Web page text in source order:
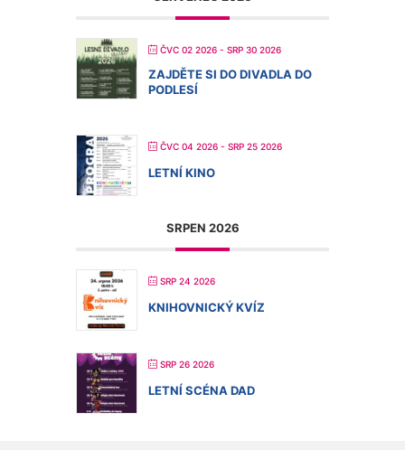
ČVC 02 2026 - SRP 30 2026
ZAJDĚTE SI DO DIVADLA DO
PODLESÍ
ČVC 04 2026 - SRP 25 2026
LETNÍ KINO
SRPEN 2026
SRP 24 2026
KNIHOVNICKÝ KVÍZ
SRP 26 2026
LETNÍ SCÉNA DAD